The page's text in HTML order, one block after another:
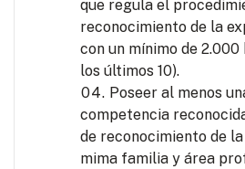
que regula el
reconocimiento de la
con un mínimo de
los últimos 10).
Poseer al menos
competencia
de reconocimiento de
mima familia y área